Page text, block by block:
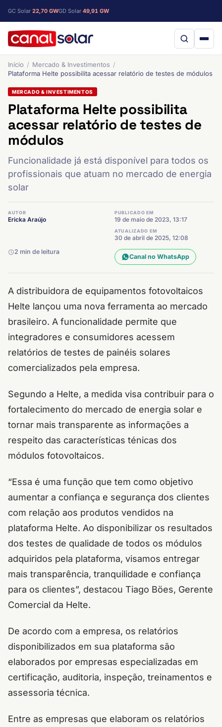
GC Solar 22,70 GWGD Solar 49,91 GW
Início
Mercado & Investimentos
Plataforma Helte possibilita acessar relatório de testes de módulos
MERCADO & INVESTIMENTOS
Plataforma Helte possibilita
acessar relatório de testes de
módulos
Funcionalidade já está disponível para todos os
profissionais que atuam no mercado de energia
solar
AUTOR
Ericka Araújo
PUBLICADO EM
19 de maio de 2023, 13:17
ATUALIZADO EM
30 de abril de 2025, 12:08
2 min de leitura
Canal no WhatsApp
A distribuidora de equipamentos fotovoltaicos
Helte lançou uma nova ferramenta ao mercado
brasileiro. A funcionalidade permite que
integradores e consumidores acessem
relatórios de testes de painéis solares
comercializados pela empresa.
Segundo a Helte, a medida visa contribuir para o
fortalecimento do mercado de energia solar e
tornar mais transparente as informações a
respeito das características ténicas dos
módulos fotovoltaicos.
“Essa é uma função que tem como objetivo
aumentar a confiança e segurança dos clientes
com relação aos produtos vendidos na
plataforma Helte. Ao disponibilizar os resultados
dos testes de qualidade de todos os módulos
adquiridos pela plataforma, visamos entregar
mais transparência, tranquilidade e confiança
para os clientes”, destacou Tiago Böes, Gerente
Comercial da Helte.
De acordo com a empresa, os relatórios
disponibilizados em sua plataforma são
elaborados por empresas especializadas em
certificação, auditoria, inspeção, treinamentos e
assessoria técnica.
Entre as empresas que elaboram os relatórios